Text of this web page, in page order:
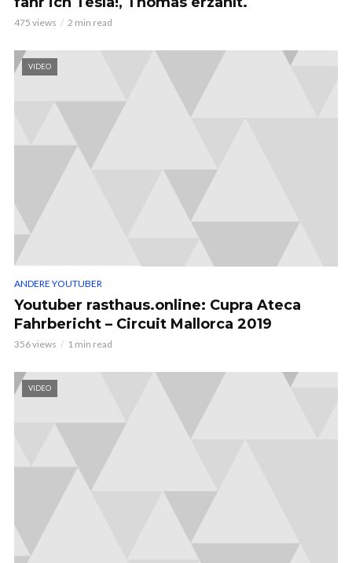
475 views 2 min read
VIDEO
ANDERE YOUTUBER
Youtuber rasthaus.online: Cupra Ateca
Fahrbericht – Circuit Mallorca 2019
356 views 1 min read
VIDEO